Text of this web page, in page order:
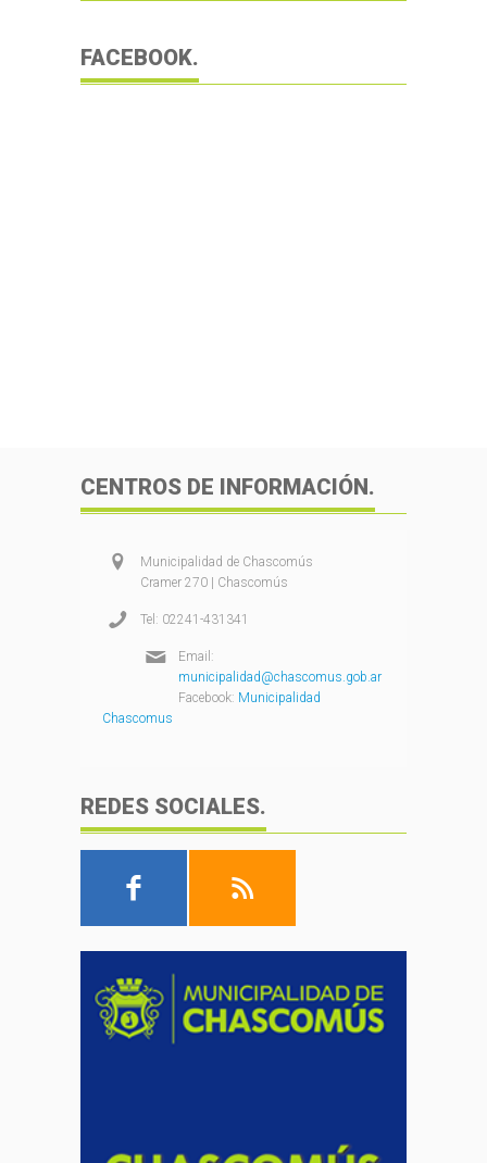
FACEBOOK.
CENTROS DE INFORMACIÓN.
Municipalidad de Chascomús
Cramer 270 | Chascomús
Tel: 02241-431341
Email:
municipalidad@chascomus.gob.ar
Facebook: Municipalidad
Chascomus
REDES SOCIALES.